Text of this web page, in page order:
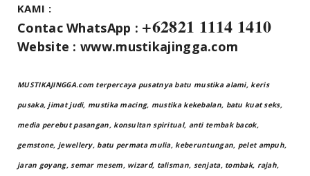
KAMI :
Contac WhatsApp : +62821 1114 1410
Website : www.mustikajingga.com
MUSTIKAJINGGA.com terpercaya pusatnya batu mustika alami, keris
pusaka, jimat judi, mustika macing, mustika kekebalan, batu kuat seks,
media perebut pasangan, konsultan spiritual, anti tembak bacok,
gemstone, jewellery, batu permata mulia, keberuntungan, pelet ampuh,
jaran goyang, semar mesem, wizard, talisman, senjata, tombak, rajah,